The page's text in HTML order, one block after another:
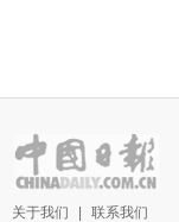
关于我们 联系我们